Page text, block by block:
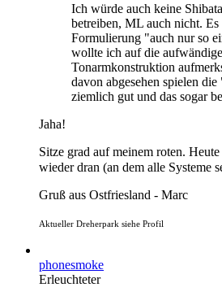
Ich würde auch keine
betreiben, ML auch nicht.
Formulierung "auch nur so
wollte ich auf die aufwändige
Tonarmkonstruktion
davon abgesehen spielen
ziemlich gut und das sogar
Jaha!
Sitze grad auf meinem roten.
wieder dran (an dem alle Systeme
Gruß aus Ostfriesland - Marc
Aktueller Dreherpark siehe Profil
phonesmoke
Erleuchteter